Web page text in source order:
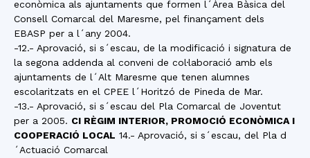
econòmica als ajuntaments que formen l´Àrea Bàsica del
Consell Comarcal del Maresme, pel finançament dels
EBASP per a l´any 2004.
-12.- Aprovació, si s´escau, de la modificació i signatura de
la segona addenda al conveni de col·laboració amb els
ajuntaments de l´Alt Maresme que tenen alumnes
escolaritzats en el CPEE l´Horitzó de Pineda de Mar.
-13.- Aprovació, si s´escau del Pla Comarcal de Joventut
per a 2005. CI RÈGIM INTERIOR, PROMOCIÓ ECONÒMICA I
COOPERACIÓ LOCAL 14.- Aprovació, si s´escau, del Pla d
´Actuació Comarcal